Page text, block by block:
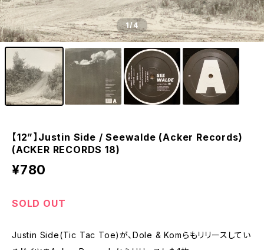
1/4
【12”】Justin Side / Seewalde (Acker Records)
(ACKER RECORDS 18)
¥780
SOLD OUT
Justin Side(Tic Tac Toe)が、Dole & Komらもリリースしてい